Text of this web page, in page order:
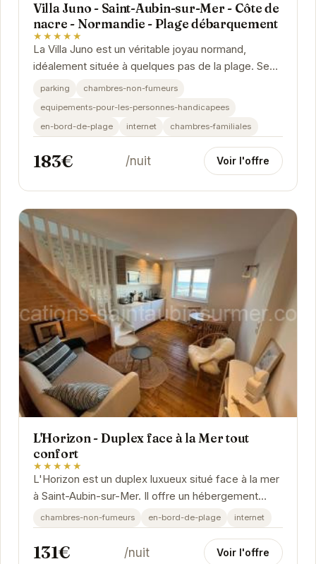
Villa Juno - Saint-Aubin-sur-Mer - Côte de
nacre - Normandie - Plage débarquement
★★★★★
La Villa Juno est un véritable joyau normand,
idéalement située à quelques pas de la plage. Ses
chambres élégantes et confortables offrent une...
parking
chambres-non-fumeurs
equipements-pour-les-personnes-handicapees
en-bord-de-plage
internet chambres-familiales
183€ /nuit Voir l'offre
L'Horizon - Duplex face à la Mer tout
confort
★★★★★
L'Horizon est un duplex luxueux situé face à la mer
à Saint-Aubin-sur-Mer. Il offre un hébergement
spacieux et confortable avec une vue...
chambres-non-fumeurs en-bord-de-plage internet
131€ /nuit Voir l'offre